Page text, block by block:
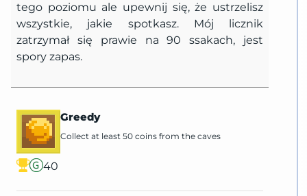
tego poziomu ale upewnij się, że ustrzelisz
wszystkie, jakie spotkasz. Mój licznik
zatrzymał się prawie na 90 ssakach, jest
spory zapas.
40
Greedy
Collect at least 50 coins from the caves